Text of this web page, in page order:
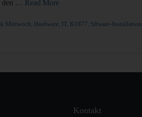
den … Read More
Mittwoch Hardware IT, K1877 Sftware-Installation
Kontakt